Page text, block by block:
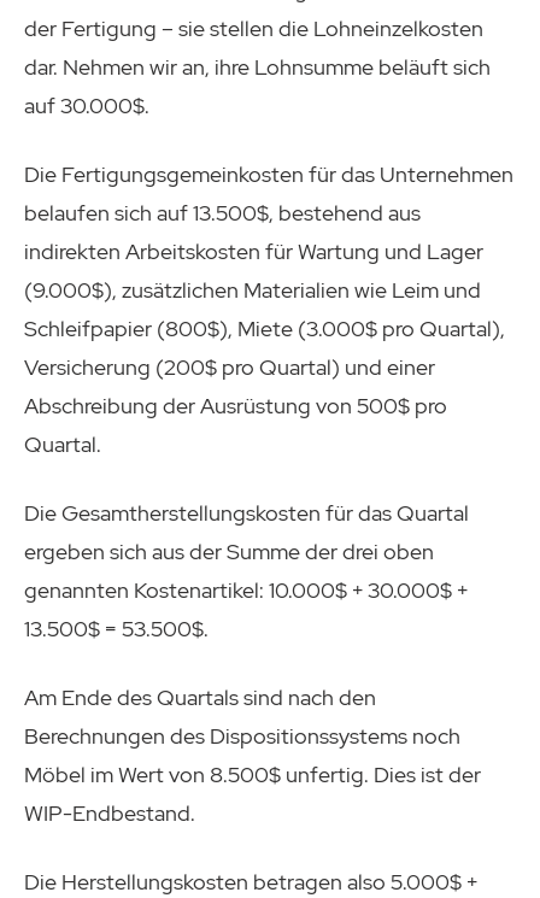
der Fertigung – sie stellen die Lohneinzelkosten
dar. Nehmen wir an, ihre Lohnsumme beläuft sich
auf 30.000$.
Die Fertigungsgemeinkosten für das Unternehmen
belaufen sich auf 13.500$, bestehend aus
indirekten Arbeitskosten für Wartung und Lager
(9.000$), zusätzlichen Materialien wie Leim und
Schleifpapier (800$), Miete (3.000$ pro Quartal),
Versicherung (200$ pro Quartal) und einer
Abschreibung der Ausrüstung von 500$ pro
Quartal.
Die Gesamtherstellungskosten für das Quartal
ergeben sich aus der Summe der drei oben
genannten Kostenartikel: 10.000$ + 30.000$ +
13.500$ = 53.500$.
Am Ende des Quartals sind nach den
Berechnungen des Dispositionssystems noch
Möbel im Wert von 8.500$ unfertig. Dies ist der
WIP-Endbestand.
Die Herstellungskosten betragen also 5.000$ +